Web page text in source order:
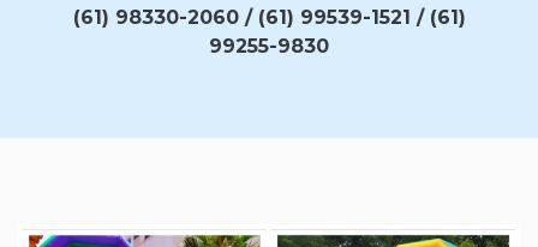
(61) 98330-2060 / (61) 99539-1521 / (61)
99255-9830